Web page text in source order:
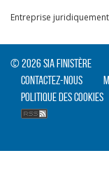
Entreprise
© 2026 SIA Finistère
Contactez-nous
Politique des cookies